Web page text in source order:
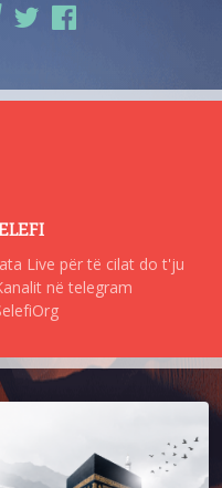
Live për të cilat do t'ju
në telegram